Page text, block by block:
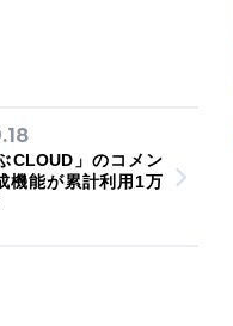
CLOUD」のコメン
機能が累計利用1万